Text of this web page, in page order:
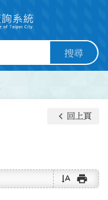
搜尋
keyboard_arrow_left 回上頁
text_rotate_vertical print